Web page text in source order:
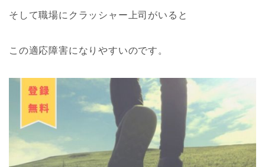
そして職場にクラッシャー上司がいると
この適応障害になりやすいのです。